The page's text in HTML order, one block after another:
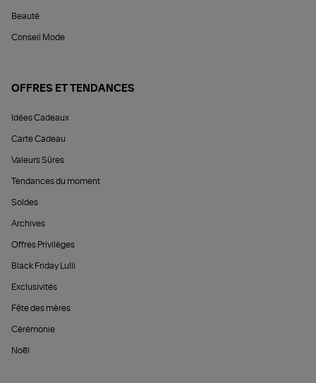
Beauté
Conseil Mode
OFFRES ET TENDANCES
Idées Cadeaux
Carte Cadeau
Valeurs Sûres
Tendances du moment
Soldes
Archives
Offres Privilèges
Black Friday Lulli
Exclusivités
Fête des mères
Cérémonie
Noël